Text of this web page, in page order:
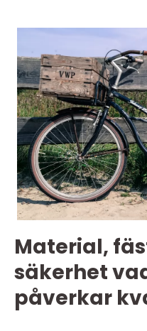
Material,
säkerhet
påverkar